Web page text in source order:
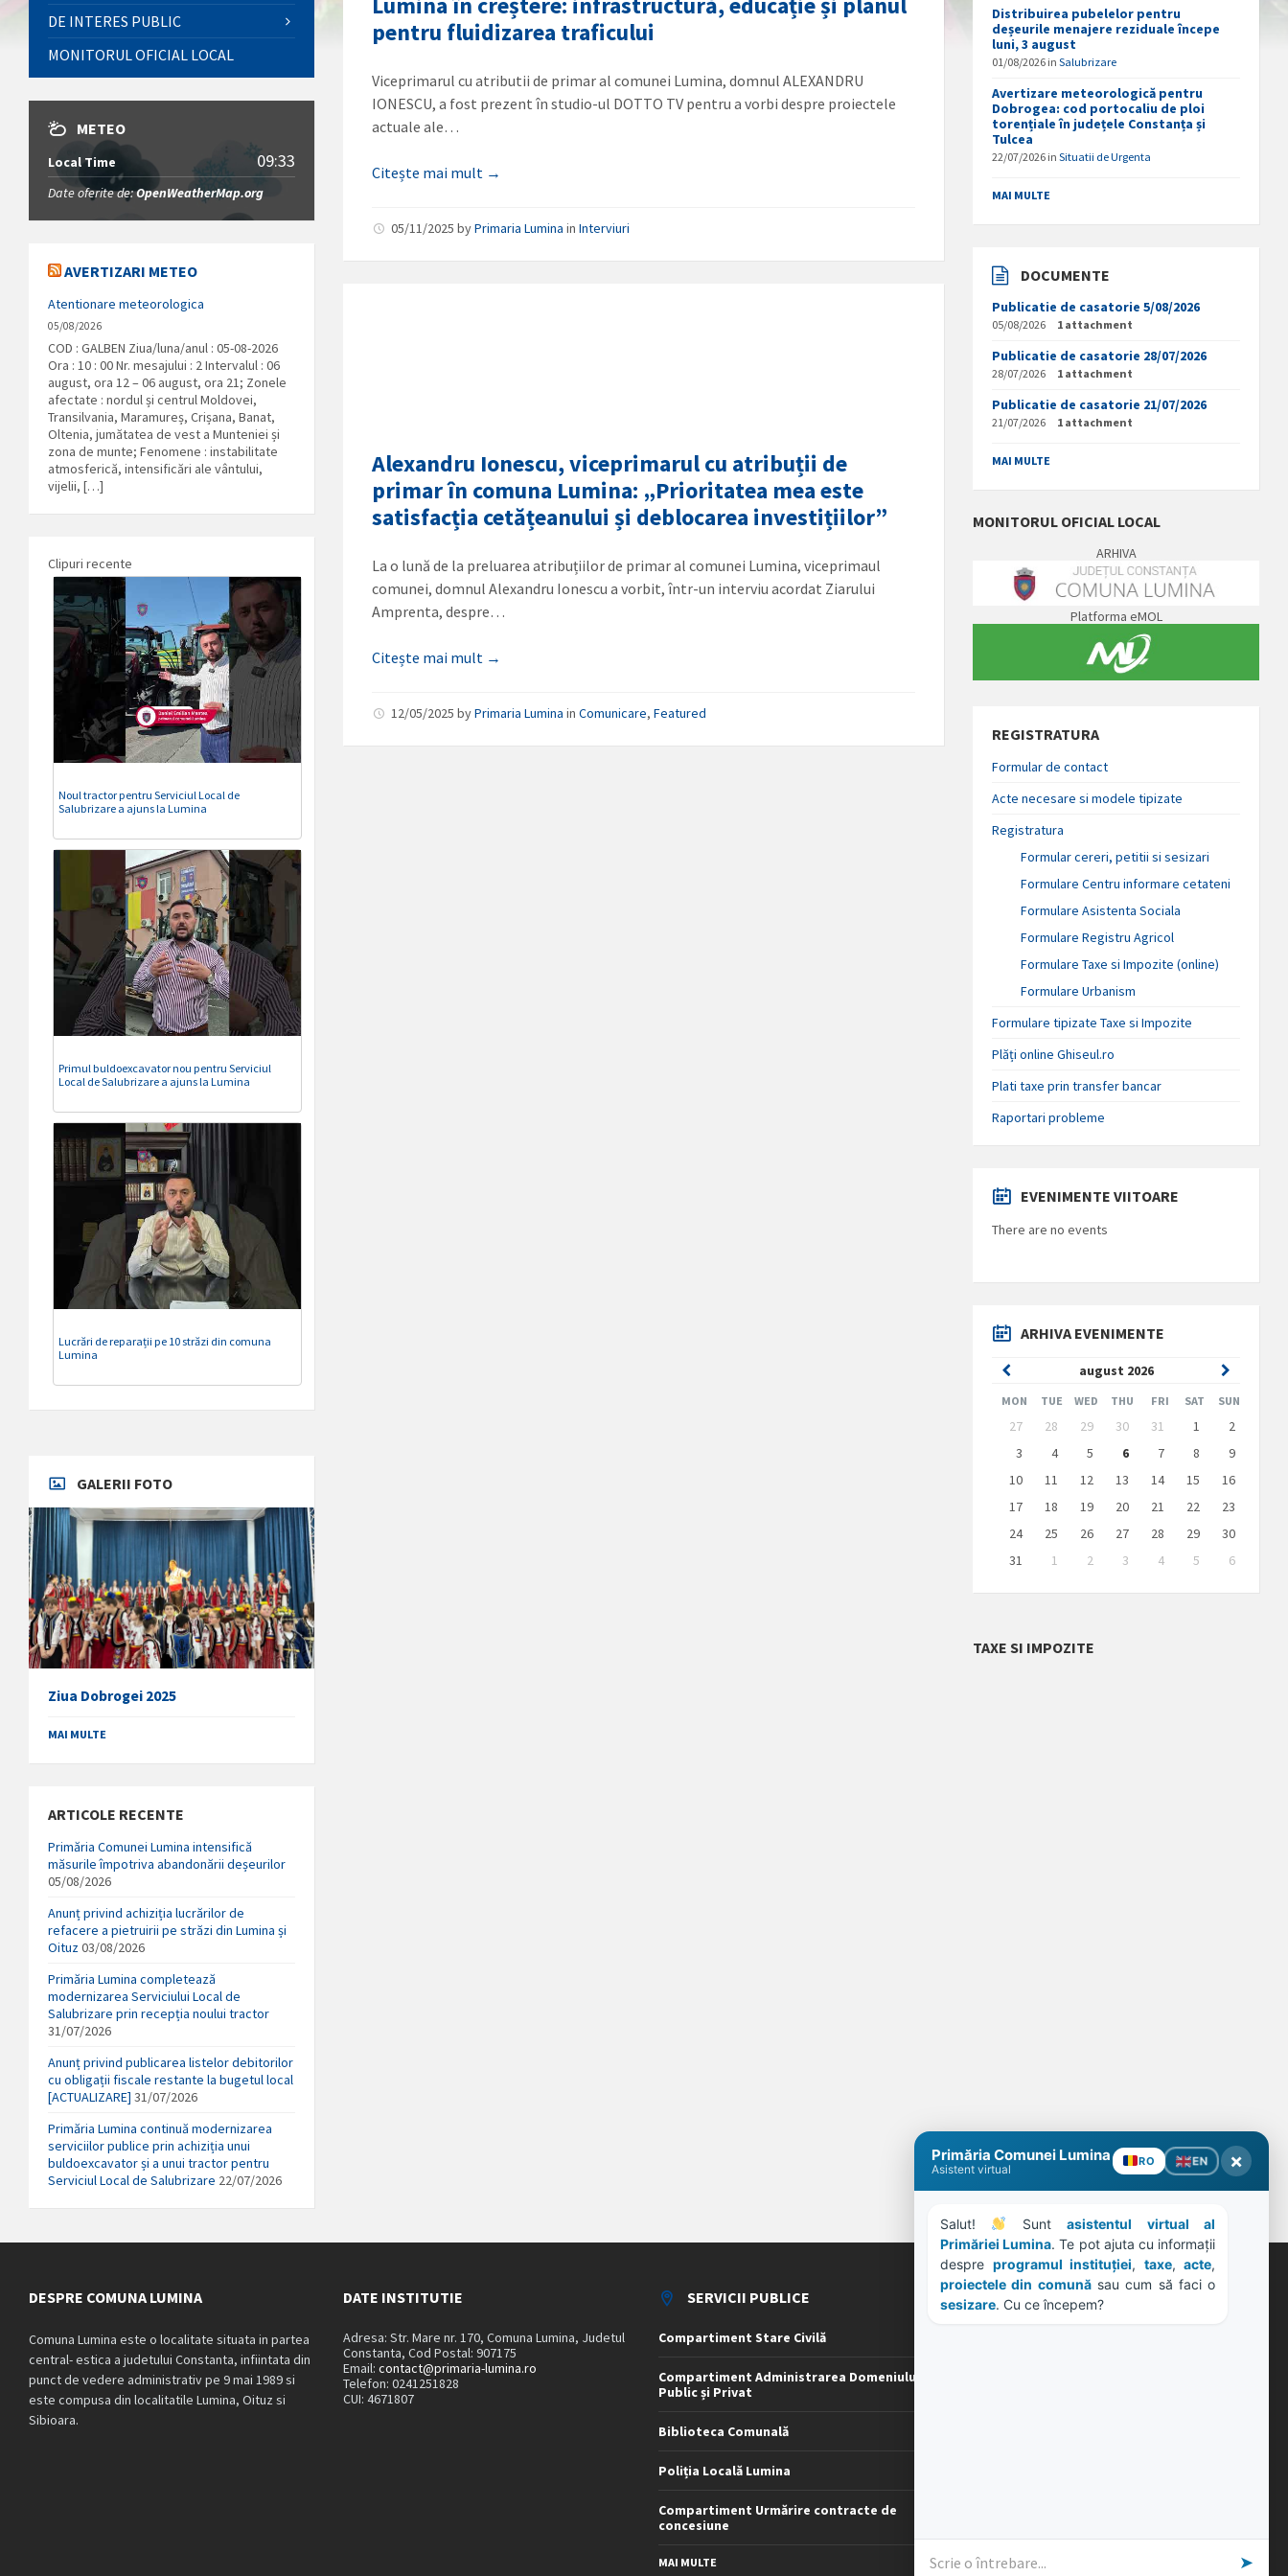
pentru fluidizarea traficului
Viceprimarul cu atributii de primar al comunei Lumina, domnul ALEXANDRU
IONESCU, a fost prezent în studio-ul DOTTO TV pentru a vorbi despre proiectele
actuale ale…
Citește mai mult →
05/11/2025byPrimaria Lumina inInterviuri
Alexandru Ionescu, viceprimarul cu atribuții de
primar în comuna Lumina: „Prioritatea mea este
satisfacția cetățeanului și deblocarea investițiilor”
La o lună de la preluarea atribuțiilor de primar al comunei Lumina, viceprimaul
comunei, domnul Alexandru Ionescu a vorbit, într-un interviu acordat Ziarului
Amprenta, despre…
Citește mai mult →
12/05/2025byPrimaria Lumina inComunicare,Featured
DE INTERES PUBLIC
MONITORUL OFICIAL LOCAL
METEO
Local Time 09:33
Date oferite de:OpenWeatherMap.org
AVERTIZARI METEO
Atentionare meteorologica
05/08/2026
COD : GALBEN Ziua/luna/anul : 05-08-2026
Ora : 10 : 00 Nr. mesajului : 2 Intervalul : 06
august, ora 12 – 06 august, ora 21; Zonele
afectate : nordul și centrul Moldovei,
Transilvania, Maramureș, Crișana, Banat,
Oltenia, jumătatea de vest a Munteniei și
zona de munte; Fenomene : instabilitate
atmosferică, intensificări ale vântului,
vijelii, […]
Clipuri recente
Noul tractor pentru Serviciul Local de
Salubrizare a ajuns la Lumina
Primul buldoexcavator nou pentru Serviciul
Local de Salubrizare a ajuns la Lumina
Lucrări de reparații pe 10 străzi din comuna
Lumina
GALERII FOTO
Ziua Dobrogei 2025
MAI MULTE
ARTICOLE RECENTE
Primăria Comunei Lumina intensifică
măsurile împotriva abandonării deșeurilor
05/08/2026
Anunț privind achiziția lucrărilor de
refacere a pietruirii pe străzi din Lumina și
Oituz03/08/2026
Primăria Lumina completează
modernizarea Serviciului Local de
Salubrizare prin recepția noului tractor
31/07/2026
Anunț privind publicarea listelor debitorilor
cu obligații fiscale restante la bugetul local
[ACTUALIZARE] 31/07/2026
Primăria Lumina continuă modernizarea
serviciilor publice prin achiziția unui
buldoexcavator și a unui tractor pentru
Serviciul Local de Salubrizare 22/07/2026
Distribuirea pubelelor pentru
deșeurile menajere reziduale începe
luni, 3 august
01/08/2026 inSalubrizare
Avertizare meteorologică pentru
Dobrogea: cod portocaliu de ploi
torențiale în județele Constanța și
Tulcea
22/07/2026 inSituatii de Urgenta
MAI MULTE
DOCUMENTE
Publicatie de casatorie 5/08/2026
05/08/2026 1 attachment
Publicatie de casatorie 28/07/2026
28/07/2026 1 attachment
Publicatie de casatorie 21/07/2026
21/07/2026 1 attachment
MAI MULTE
MONITORUL OFICIAL LOCAL
ARHIVA
Platforma eMOL
REGISTRATURA
Formular de contact
Acte necesare si modele tipizate
Registratura
Formular cereri, petitii si sesizari
Formulare Centru informare cetateni
Formulare Asistenta Sociala
Formulare Registru Agricol
Formulare Taxe si Impozite (online)
Formulare Urbanism
Formulare tipizate Taxe si Impozite
Plăți online Ghiseul.ro
Plati taxe prin transfer bancar
Raportari probleme
EVENIMENTE VIITOARE
There are no events
ARHIVA EVENIMENTE
august 2026
Previous
Month
Next
Month
MON TUE WED THU FRI SAT SUN
Skip
calendar
days
27 28 29 30 31 1
2
3
4 5 6 7 8
9
10
11 12 13 14 15
16
17
18 19 20 21 22
23
24
25 26 27 28 29
30
31
1 2 3 4 5
6
to
TAXE SI IMPOZITE
DESPRE COMUNA LUMINA
Comuna Lumina este o localitate situata in partea
central- estica a judetului Constanta, infiintata din
punct de vedere administrativ pe 9 mai 1989 si
este compusa din localitatile Lumina, Oituz si
Sibioara.
DATE INSTITUTIE
Adresa: Str. Mare nr. 170, Comuna Lumina, Judetul
Constanta, Cod Postal: 907175
Email:contact@primaria-lumina.ro
Telefon: 0241251828
CUI: 4671807
SERVICII PUBLICE
Compartiment Stare Civilă
Compartiment Administrarea Domeniului
Public și Privat
Biblioteca Comunală
Poliția Locală Lumina
Compartiment Urmărire contracte de
concesiune
MAI MULTE
ORE DE LUCRU
Primăria Comunei Lumina
Asistent virtual
RO EN ×
Salut! Sunt asistentul virtual al
Primăriei Lumina. Te pot ajuta cu informații
despre programul instituției, taxe, acte
proiectele din comună
sesizare. Cu ce începem?
➤